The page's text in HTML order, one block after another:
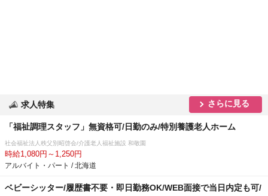
求人特集 さらに見る
「福祉調理スタッフ」無資格可/日勤のみ/特別養護老人ホーム
社会福祉法人秩父別昭啓会/介護老人福祉施設 和敬園
時給1,080円～1,250円
アルバイト・パート / 北海道
ベビーシッター/履歴書不要・即日勤務OK/WEB面接で当日内定も可/